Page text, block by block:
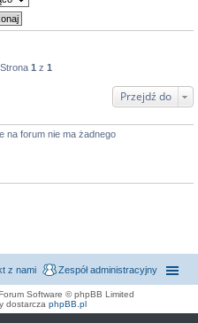
1 z 1
Przejdź do
na forum nie ma żadnego
Zespół administracyjny
z nami
Software © phpBB Limited
dostarcza phpBB.pl